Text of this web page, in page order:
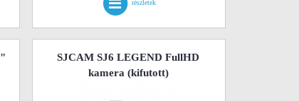
részletek
SJCAM SJ6 LEGEND FullHD
kamera (kifutott)